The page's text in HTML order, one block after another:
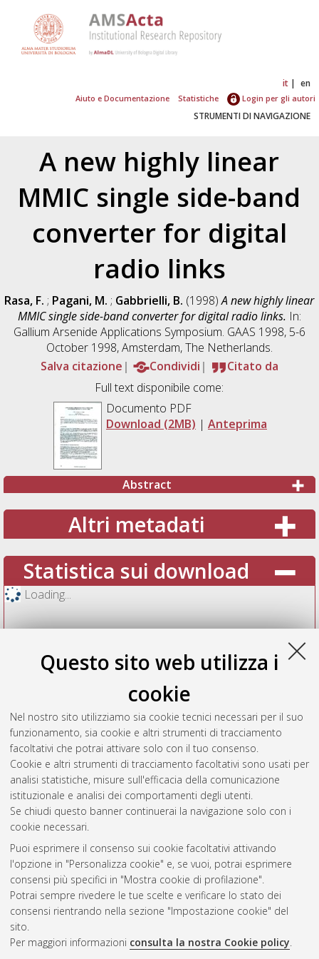
Questo sito web utilizza i
cookie
Nel nostro sito utilizziamo sia cookie tecnici necessari per il suo
funzionamento, sia cookie e altri strumenti di tracciamento
facoltativi che potrai attivare solo con il tuo consenso.
Cookie e altri strumenti di tracciamento facoltativi sono usati per
analisi statistiche, misure sull'efficacia della comunicazione
istituzionale e analisi dei comportamenti degli utenti.
Se chiudi questo banner continuerai la navigazione solo con i
cookie necessari.
Puoi esprimere il consenso sui cookie facoltativi attivando
l'opzione in "Personalizza cookie" e, se vuoi, potrai esprimere
consensi più specifici in "Mostra cookie di profilazione".
Potrai sempre rivedere le tue scelte e verificare lo stato dei
consensi rientrando nella sezione "Impostazione cookie" del
sito.
Per maggiori informazioni consulta la nostra Cookie policy.
it en
Aiuto e Documentazione Statistiche Login per gli autori
STRUMENTI DI NAVIGAZIONE
A new highly linear
MMIC single side-band
converter for digital
radio links
Rasa, F. ; Pagani, M. ; Gabbrielli, B. (1998)A new highly linear
MMIC single side-band converter for digital radio links. In:
Gallium Arsenide Applications Symposium. GAAS 1998, 5-6
October 1998, Amsterdam, The Netherlands.
Salva citazione
Condividi
Citato da
Full text disponibile come:
Documento PDF
Download (2MB) | Anteprima
Abstract
Altri metadati
Statistica sui download
Loading...
Vedi altre statistiche
Gestione del documento:
Atom
Rss
AMS Acta
ISSN: 2038-7954
re3data.org -
doi.org/10.17616/R3P19R
Servizio implementato e
Impostazioni Cookie